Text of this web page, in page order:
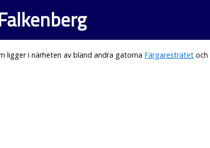
ligger i närheten av bland andra gatorna Färgaresträtet och